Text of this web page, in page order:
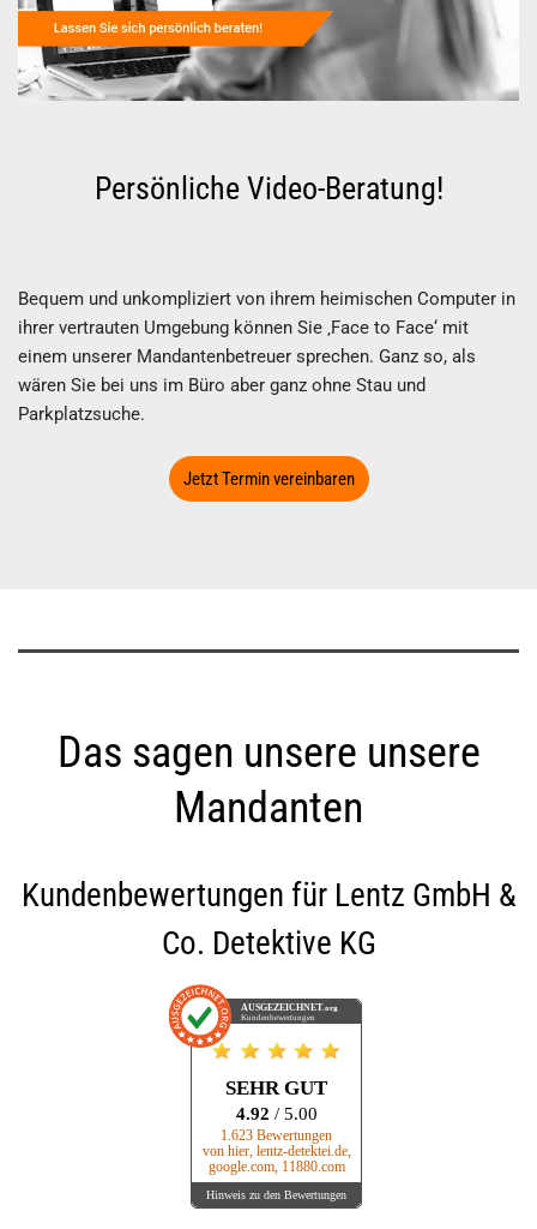
Persönliche Video-Beratung!
Bequem und unkompliziert von ihrem heimischen Computer in
ihrer vertrauten Umgebung können Sie ‚Face to Face‘ mit
einem unserer Mandantenbetreuer sprechen. Ganz so, als
wären Sie bei uns im Büro aber ganz ohne Stau und
Parkplatzsuche.
Jetzt Termin vereinbaren
Das sagen unsere unsere
Mandanten
Kundenbewertungen für Lentz GmbH &
Co. Detektive KG
AUSGEZEICHNET .org
Kundenbewertungen
SEHR GUT
4.92 / 5.00
1.623 Bewertungen
von hier, lentz-detektei.de,
google.com, 11880.com
Hinweis zu den Bewertungen